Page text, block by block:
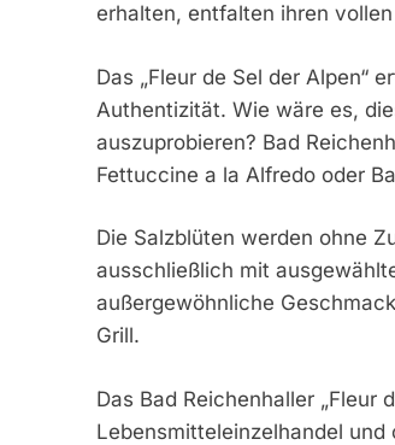
erhalten, entfalten ihren
Das „Fleur de Sel der Alpen“
Authentizität. Wie wäre es,
auszuprobieren? Bad
Fettuccine a la Alfredo oder
Die Salzblüten werden ohne
ausschließlich mit
außergewöhnliche
Grill.
Das Bad Reichenhaller „Fleur
Lebensmitteleinzelhandel